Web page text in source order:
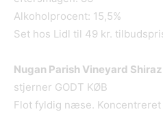
Alkoholprocent: 15,5%
Set hos Lidl til 49 kr.
Nugan Parish Vineyard
stjerner GODT KØB
Flot fyldig næse.